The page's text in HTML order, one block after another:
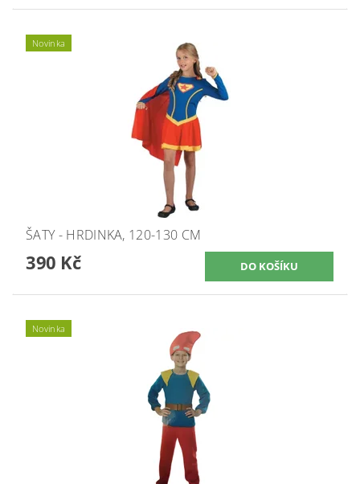
Novinka
ŠATY - HRDINKA, 120-130 CM
390 Kč
Novinka